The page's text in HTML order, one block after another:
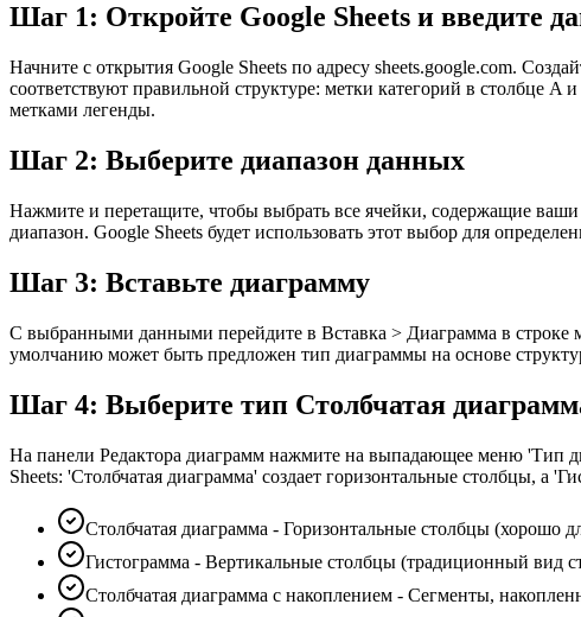
Шаг 1: Откройте Google Sheets и введите
Начните с открытия Google Sheets по адресу sheets.google.com.
соответствуют правильной структуре: метки категорий в столбце
метками легенды.
Шаг 2: Выберите диапазон данных
Нажмите и перетащите, чтобы выбрать все ячейки, содержащие
диапазон. Google Sheets будет использовать этот выбор для
Шаг 3: Вставьте диаграмму
С выбранными данными перейдите в Вставка > Диаграмма в строке
умолчанию может быть предложен тип диаграммы на основе
Шаг 4: Выберите тип Столбчатая
На панели Редактора диаграмм нажмите на выпадающее меню 'Тип
Sheets: 'Столбчатая диаграмма' создает горизонтальные столбцы, а
Столбчатая диаграмма - Горизонтальные столбцы (хорошо
Гистограмма - Вертикальные столбцы (традиционный вид
Столбчатая диаграмма с накоплением - Сегменты,